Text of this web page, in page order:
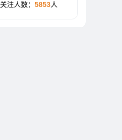
关注人数： 5853人